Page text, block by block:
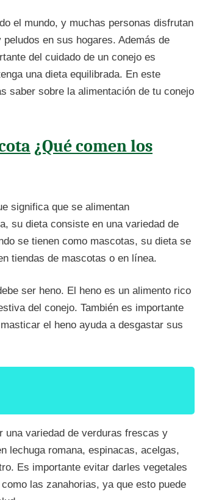
el mundo, y muchas personas disfrutan
en sus hogares. Además de
del cuidado de un conejo es
una dieta equilibrada. En este
saber sobre la alimentación de tu conejo
¿Qué comen los
significa que se alimentan
su dieta consiste en una variedad de
se tienen como mascotas, su dieta se
tiendas de mascotas o en línea.
ser heno. El heno es un alimento rico
del conejo. También es importante
el heno ayuda a desgastar sus
una variedad de verduras frescas y
lechuga romana, espinacas, acelgas,
Es importante evitar darles vegetales
las zanahorias, ya que esto puede